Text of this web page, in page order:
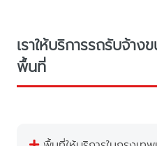
เราให้บริการรถรับจ้า
พื้นที่